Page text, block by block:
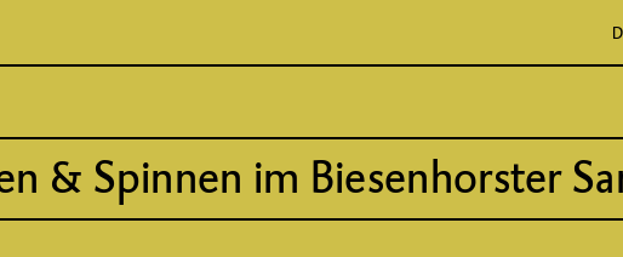
& Spinnen im Biesenhorster